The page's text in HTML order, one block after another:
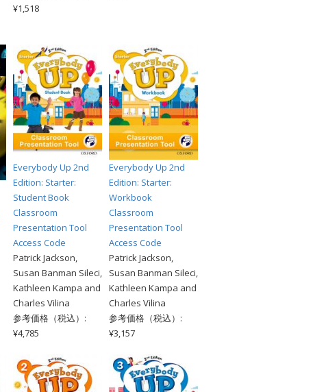
¥1,518
Everybody Up 2nd
Edition: Starter:
Student Book
Classroom
Presentation Tool
Access Code
Patrick Jackson,
Susan Banman Sileci,
Kathleen Kampa and
Charles Vilina
参考価格（税込）:
¥4,785
Everybody Up 2nd
Edition: Starter:
Workbook
Classroom
Presentation Tool
Access Code
Patrick Jackson,
Susan Banman Sileci,
Kathleen Kampa and
Charles Vilina
参考価格（税込）:
¥3,157